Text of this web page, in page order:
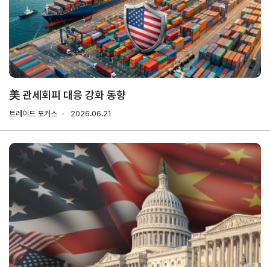
기업전용
회원
사검
색
사가
입
기업
정보
관리
무역
업고
유번
호
발급
자사
정보
조회
신청
회비
납부
현황
회비
납부
Utility
신문
고
홈
이용
약관
개인
정보
처리
방침
저작
권
정책
이메
일주
소무
단수
美 관세회피 대응 강화 동향
트레이드 포커스 2026.06.21